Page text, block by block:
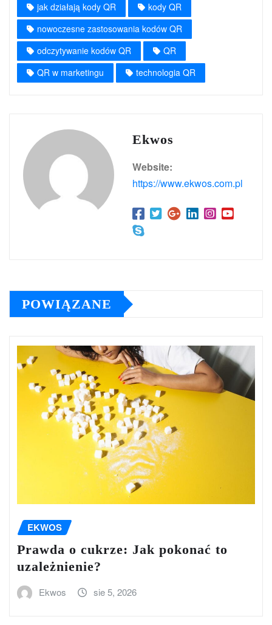
jak działają kody QR
kody QR
nowoczesne zastosowania kodów QR
odczytywanie kodów QR
QR
QR w marketingu
technologia QR
Ekwos
Website:
https://www.ekwos.com.pl
POWIĄZANE
EKWOS
Prawda o cukrze: Jak pokonać to
uzależnienie?
Ekwos sie 5, 2026